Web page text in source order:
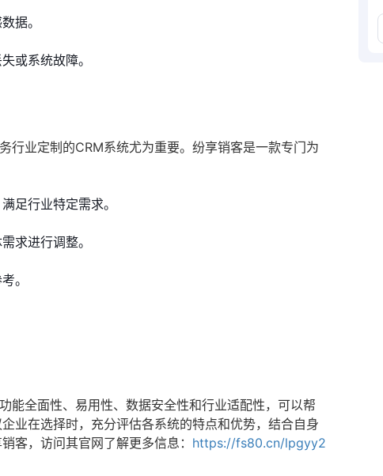
据。
或系统故障。
行业定制的CRM系统尤为重要。纷享销客是一款专门为
足行业特定需求。
求进行调整。
。
能全面性、易用性、数据安全性和行业适配性，可以帮
业在选择时，充分评估各系统的特点和优势，结合自身
客，访问其官网了解更多信息： https://fs80.cn/lpgyy2